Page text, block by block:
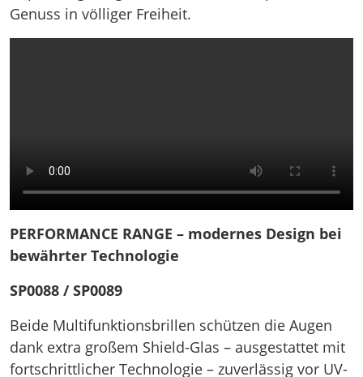
Genuss in völliger Freiheit.
PERFORMANCE RANGE – modernes Design bei
bewährter Technologie
SP0088 / SP0089
Beide Multifunktionsbrillen schützen die Augen
dank extra großem Shield-Glas – ausgestattet mit
fortschrittlicher Technologie – zuverlässig vor UV-